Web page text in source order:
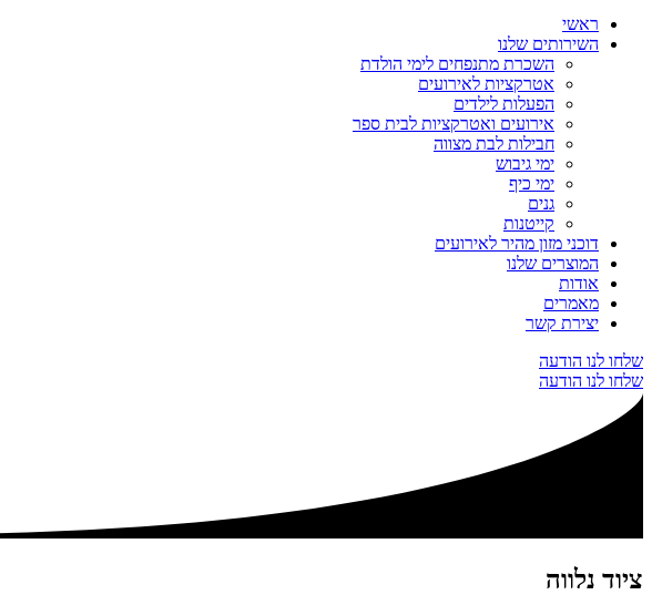
ראשי
השירותים שלנו
השכרת מתנפחים לימי הולדת
אטרקציות לאירועים
הפעלות לילדים
אירועים ואטרקציות לבית ספר
חבילות לבת מצווה
ימי גיבוש
ימי כיף
גנים
קייטנות
דוכני מזון מהיר לאירועים
המוצרים שלנו
אודות
מאמרים
יצירת קשר
שלחו לנו הודעה
שלחו לנו הודעה
ציוד נלווה